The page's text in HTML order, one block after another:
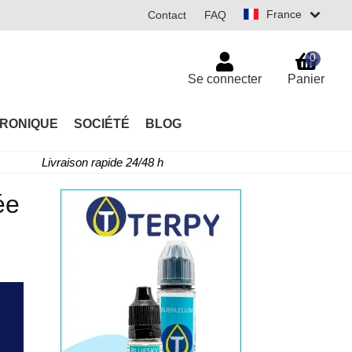
France
Contact FAQ
SOCIÉTÉ BLOG
Se connecter Panier
0
Livraison rapide 24/48 h